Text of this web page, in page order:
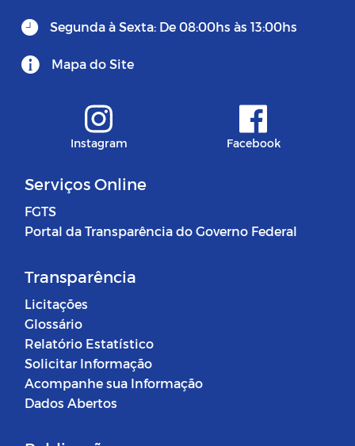
Segunda à Sexta: De 08:00hs às 13:00hs
Mapa do Site
Instagram Facebook
Serviços Online
FGTS
Portal da Transparência do Governo Federal
Transparência
Licitações
Glossário
Relatório Estatístico
Solicitar Informação
Acompanhe sua Informação
Dados Abertos